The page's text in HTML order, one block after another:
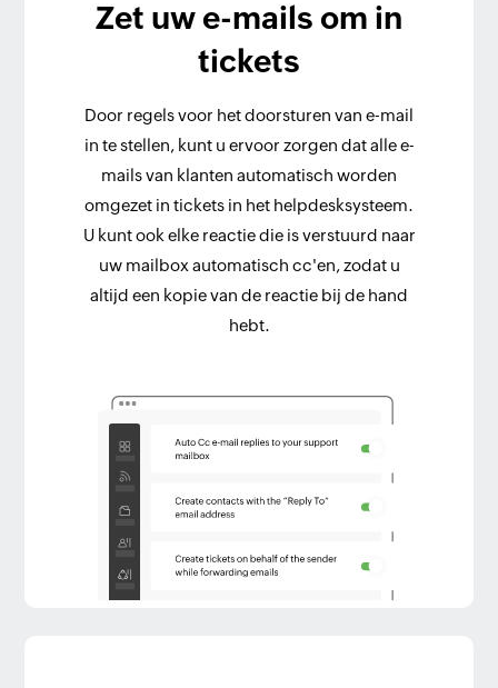
Zet uw e-mails om in
tickets
Door regels voor het doorsturen van e-mail
in te stellen, kunt u ervoor zorgen dat alle e-
mails van klanten automatisch worden
omgezet in tickets in het helpdesksysteem.
U kunt ook elke reactie die is verstuurd naar
uw mailbox automatisch cc'en, zodat u
altijd een kopie van de reactie bij de hand
hebt.